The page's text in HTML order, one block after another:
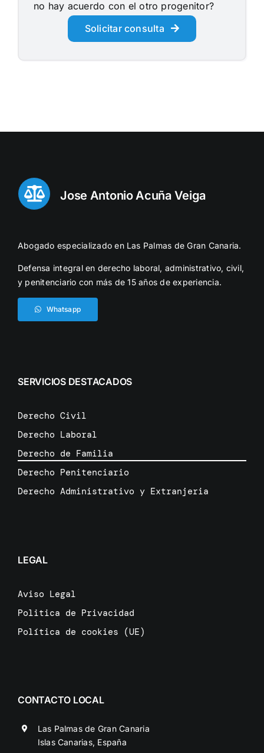
no hay acuerdo con el otro progenitor?
Solicitar consulta
Jose Antonio Acuña Veiga
Abogado especializado en Las Palmas de Gran Canaria.
Defensa integral en derecho laboral, administrativo, civil,
y penitenciario con más de 15 años de experiencia.
Whatsapp
SERVICIOS DESTACADOS
Derecho Civil
Derecho Laboral
Derecho de Familia
Derecho Penitenciario
Derecho Administrativo y Extranjeria
LEGAL
Aviso Legal
Politica de Privacidad
Política de cookies (UE)
CONTACTO LOCAL
Las Palmas de Gran Canaria
Islas Canarias, España